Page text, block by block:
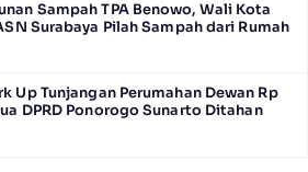
Sampah TPA Benowo, Wali Kota
Surabaya Pilah Sampah dari Rumah
Up Tunjangan Perumahan Dewan Rp
DPRD Ponorogo Sunarto Ditahan